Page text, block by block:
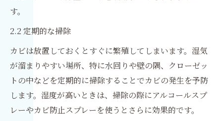
す。
2.2 定期的な掃除
カビは放置しておくとすぐに繁殖してしまいます。湿気
が溜まりやすい場所、特に水回りや壁の隅、クローゼッ
トの中などを定期的に掃除することでカビの発生を予防
します。湿度が高いときは、掃除の際にアルコールスプ
レーやカビ防止スプレーを使うとさらに効果的です。